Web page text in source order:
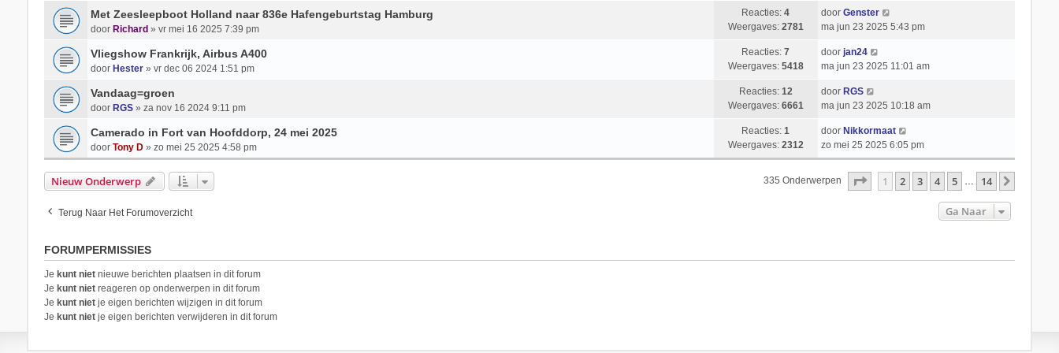
Met Zeesleepboot Holland naar 836e Hafengeburtstag Hamburg
door Richard » vr mei 16 2025 7:39 pm
Reacties:4
Weergaves: 2781
door Genster
ma jun 23 2025 5:43 pm
Vliegshow Frankrijk, Airbus A400
door Hester» vr dec 06 2024 1:51 pm
Reacties:7
Weergaves: 5418
door jan24
ma jun 23 2025 11:01 am
Vandaag=groen
door RGS» za nov 16 2024 9:11 pm
Reacties: 12
Weergaves: 6661
door RGS
ma jun 23 2025 10:18 am
Camerado in Fort van Hoofddorp, 24 mei 2025
door Tony D» zo mei 25 2025 4:58 pm
Reacties:1
Weergaves: 2312
door Nikkormaat
zo mei 25 2025 6:05 pm
Nieuw Onderwerp 335 Onderwerpen Pagina1 Van 14
1 2 3 4 5 … 14
Terug Naar Het Forumoverzicht Ga Naar
FORUMPERMISSIES
Je kunt nietnieuwe berichten plaatsen in dit forum
Je kunt nietreageren op onderwerpen in dit forum
Je kunt nietje eigen berichten wijzigen in dit forum
Je kunt nietje eigen berichten verwijderen in dit forum